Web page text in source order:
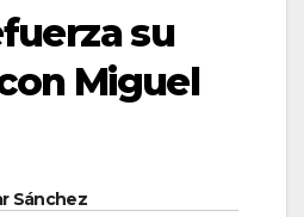
su
Miguel
Sánchez